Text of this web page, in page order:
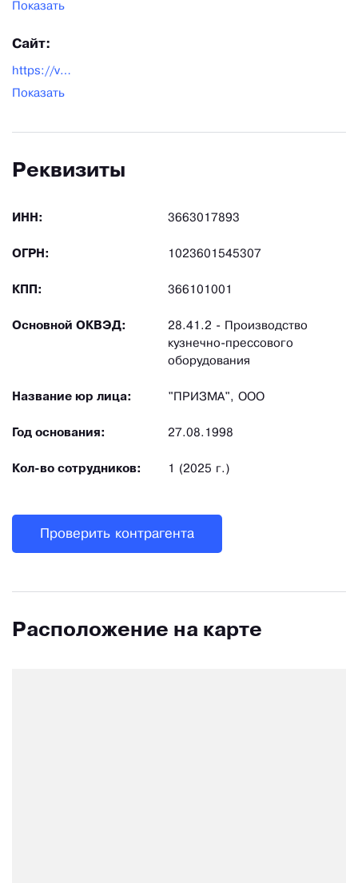
Показать
Сайт:
https://vrnprizma.ru/
Показать
Реквизиты
ИНН: 3663017893
ОГРН: 1023601545307
КПП: 366101001
Основной ОКВЭД:
28.41.2 - Производство
кузнечно-прессового
оборудования
Название юр лица: "ПРИЗМА", ООО
Год основания: 27.08.1998
Кол-во сотрудников: 1 (2025 г.)
Проверить контрагента
Расположение на карте